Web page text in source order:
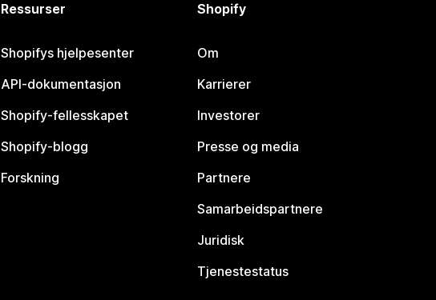
Ressurser
Shopifys hjelpesenter
API-dokumentasjon
Shopify-fellesskapet
Shopify-blogg
Forskning
Shopify
Om
Karrierer
Investorer
Presse og media
Partnere
Samarbeidspartnere
Juridisk
Tjenestestatus